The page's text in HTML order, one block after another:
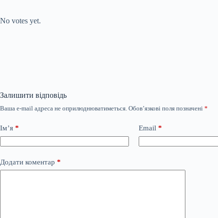
No votes yet.
Залишити відповідь
Ваша e-mail адреса не оприлюднюватиметься. Обов’язкові поля позначені *
Ім’я * Email *
Додати коментар *